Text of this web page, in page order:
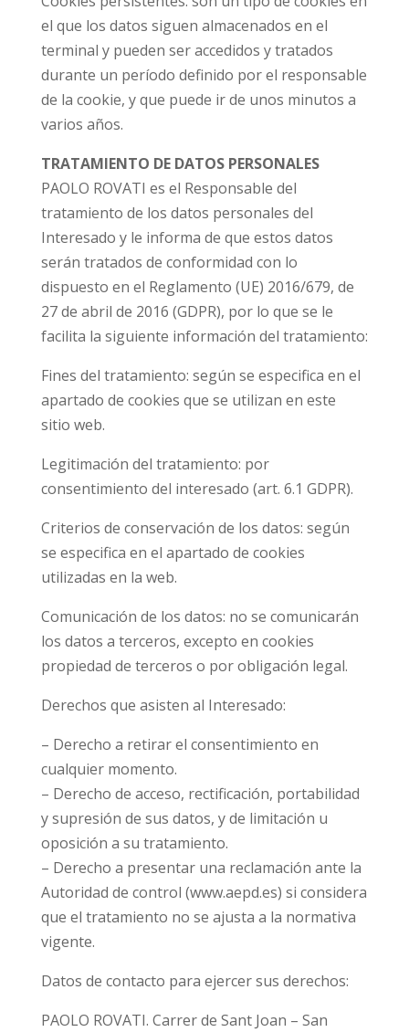
el que los datos siguen almacenados en el
terminal y pueden ser accedidos y tratados
durante un período definido por el responsable
de la cookie, y que puede ir de unos minutos a
varios años.
TRATAMIENTO DE DATOS PERSONALES
PAOLO ROVATI es el Responsable del
tratamiento de los datos personales del
Interesado y le informa de que estos datos
serán tratados de conformidad con lo
dispuesto en el Reglamento (UE) 2016/679, de
27 de abril de 2016 (GDPR), por lo que se le
facilita la siguiente información del tratamiento:
Fines del tratamiento: según se especifica en el
apartado de cookies que se utilizan en este
sitio web.
Legitimación del tratamiento: por
consentimiento del interesado (art. 6.1 GDPR).
Criterios de conservación de los datos: según
se especifica en el apartado de cookies
utilizadas en la web.
Comunicación de los datos: no se comunicarán
los datos a terceros, excepto en cookies
propiedad de terceros o por obligación legal.
Derechos que asisten al Interesado:
– Derecho a retirar el consentimiento en
cualquier momento.
– Derecho de acceso, rectificación, portabilidad
y supresión de sus datos, y de limitación u
oposición a su tratamiento.
– Derecho a presentar una reclamación ante la
Autoridad de control (www.aepd.es) si considera
que el tratamiento no se ajusta a la normativa
vigente.
Datos de contacto para ejercer sus derechos:
PAOLO ROVATI. Carrer de Sant Joan – San